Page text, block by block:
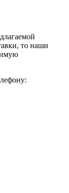
то наши